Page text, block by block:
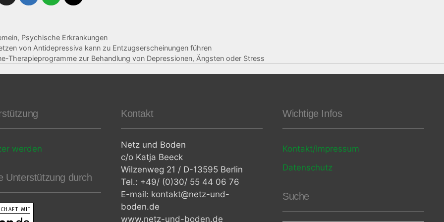
, Psychische Erkrankungen
von Antidepressiva kann zu Entzugserscheinungen führen
Therapieprogramme zur Behandlung von Depressionen, Ängsten oder Stress
werden
Unterstützung durch
Kontakt
Netz und Boden
c/o Katja Beeck
Wilzenweg 21 / D-13595 Berlin
Tel.: +49/ (0)30/ 55 44 06 76
E-mail: kontakt@netz-und-
boden.de
www.netz-und-boden.de
Wichtige Infos
Kontakt/Impressum
Datenschutz
Suche